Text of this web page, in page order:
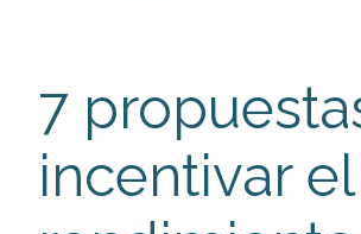
7
incentivar